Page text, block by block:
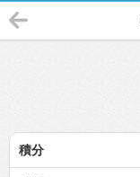
積分